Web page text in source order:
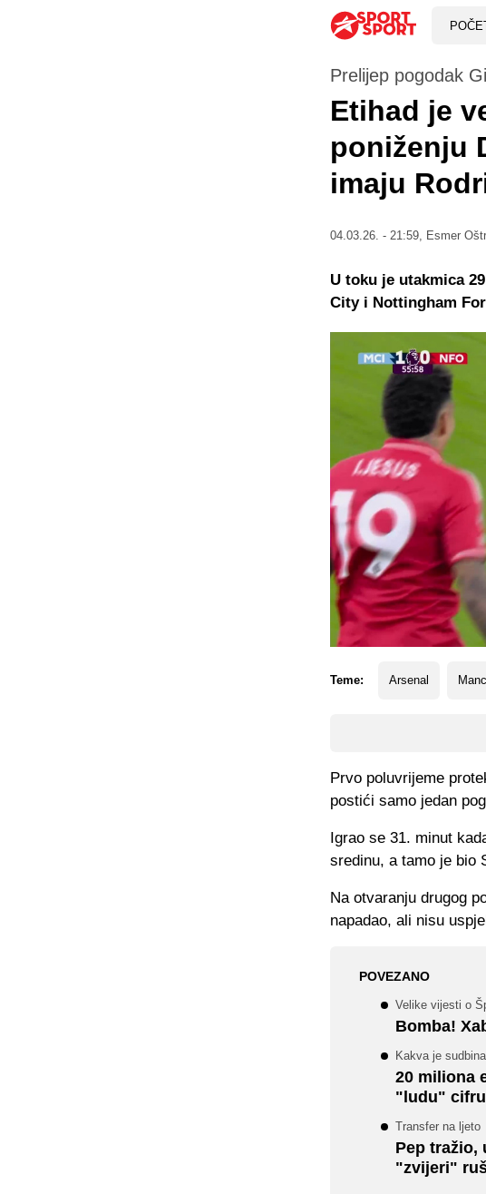
Prelijep pogodak
Etihad je
poniženju
imaju
04.03.26. - 21:59, Esmer
Teme: Arsenal
U toku je utakmica
City i Nottingham
Prvo poluvrijeme
postići samo jedan
Igrao se 31. minut
sredinu, a tamo je bio
Na otvaranju drugog
napadao, ali nisu
POVEZANO
Velike vijesti o
Bomba!
Kakva je
20 miliona
"ludu"
Transfer na ljeto
Pep tražio,
"zvijeri"